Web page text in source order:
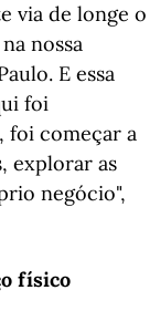
via de longe o
nossa
E essa
foi
foi começar a
explorar as
negócio",
físico